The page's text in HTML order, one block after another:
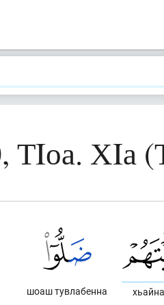
ТIоа. ХIа
шоаш тувлабенна